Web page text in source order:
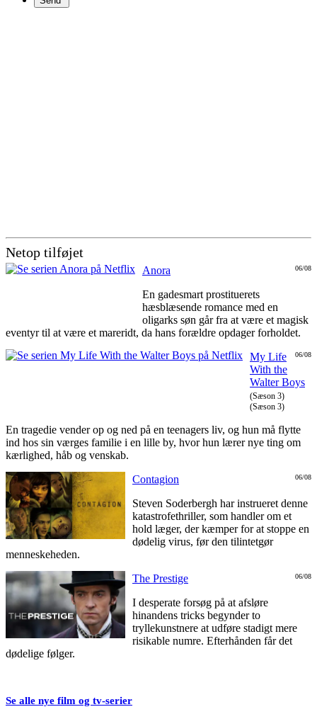
Netop tilføjet
06/08
Anora
En gadesmart prostituerets
hæsblæsende romance med en
oligarks søn går fra at være et magisk
eventyr til at være et mareridt, da hans forældre opdager forholdet.
06/08
My Life
With the
Walter Boys
(Sæson 3)
(Sæson 3)
En tragedie vender op og ned på en teenagers liv, og hun må flytte
ind hos sin værges familie i en lille by, hvor hun lærer nye ting om
kærlighed, håb og venskab.
06/08
Contagion
Steven Soderbergh har instrueret denne
katastrofethriller, som handler om et
hold læger, der kæmper for at stoppe en
dødelig virus, før den tilintetgør
menneskeheden.
06/08
The Prestige
I desperate forsøg på at afsløre
hinandens tricks begynder to
tryllekunstnere at udføre stadigt mere
risikable numre. Efterhånden får det
dødelige følger.
Se alle nye film og tv-serier